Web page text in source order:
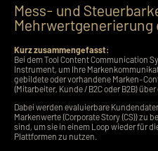
Mess- und
Mehrwertgenerierung
Kurz zusammengefasst:
Bei dem Tool Content Communication
Instrument, um Ihre
gebildete oder vorhandene Marken-
(Mitarbeiter, Kunde / B2C oder B2B)
Dabei werden evaluierbare
Markenwerte (Corporate Story (CS)) zu
sind, um sie in einem Loop wieder für
Plattformen zu nutzen.